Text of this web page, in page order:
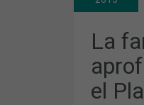
La
el
PLA
DE
SALUT